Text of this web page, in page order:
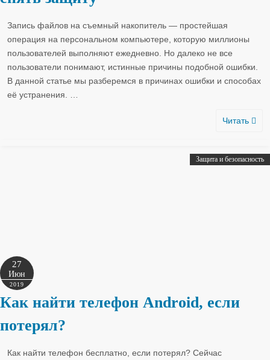
Запись файлов на съемный накопитель — простейшая
операция на персональном компьютере, которую миллионы
пользователей выполняют ежедневно. Но далеко не все
пользователи понимают, истинные причины подобной ошибки.
В данной статье мы разберемся в причинах ошибки и способах
её устранения.
Читать
Защита и безопасность
27
Июн
2019
Как найти телефон Android, если
потерял?
Как найти телефон бесплатно, если потерял? Сейчас